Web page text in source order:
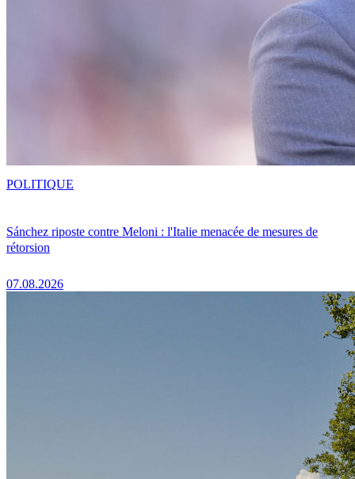
Sánchez riposte contre Meloni : l'Italie menacée de mesures de
rétorsion
07.08.2026
POLITIQUE